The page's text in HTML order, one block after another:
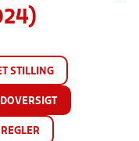
STILLING
REGLER